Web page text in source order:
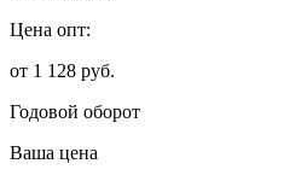
Цена опт:
от 1 128 руб.
Годовой оборот
Ваша цена